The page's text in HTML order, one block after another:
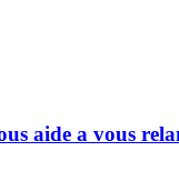
aide a vous